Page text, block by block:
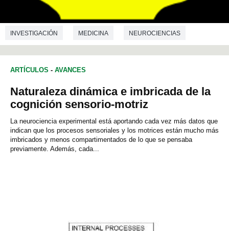
INVESTIGACIÓN MEDICINA NEUROCIENCIAS
FILOLOGIA
ARTÍCULOS - AVANCES
Naturaleza dinámica e imbricada de la
cognición sensorio-motriz
La neurociencia experimental está aportando cada vez más datos que
indican que los procesos sensoriales y los motrices están mucho más
imbricados y menos compartimentados de lo que se pensaba
previamente. Además, cada...